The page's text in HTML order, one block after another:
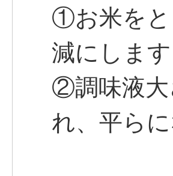
①お米をと
減にします
②調味液大
れ、平ら